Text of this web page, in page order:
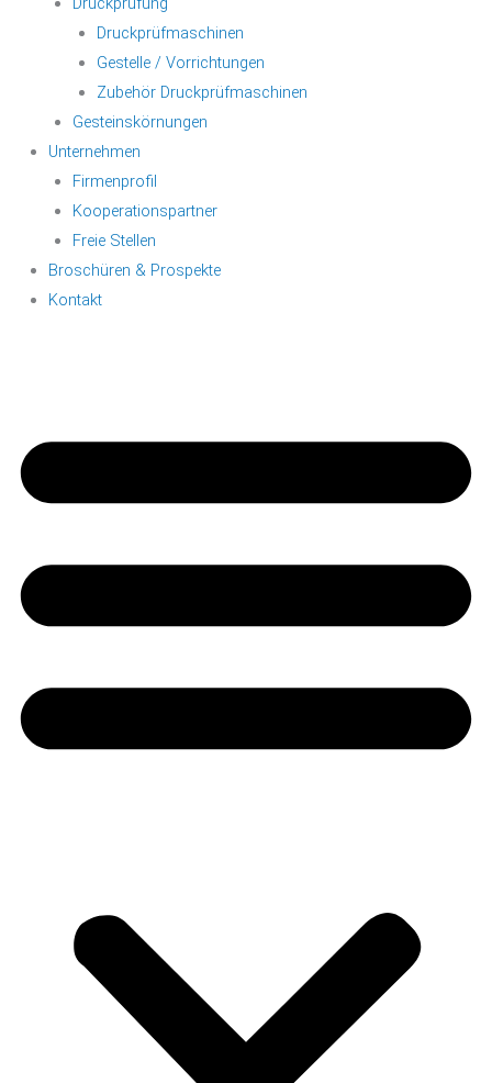
Druckprüfmaschinen
Gestelle / Vorrichtungen
Zubehör Druckprüfmaschinen
Gesteinskörnungen
Unternehmen
Firmenprofil
Kooperationspartner
Freie Stellen
Broschüren & Prospekte
Kontakt